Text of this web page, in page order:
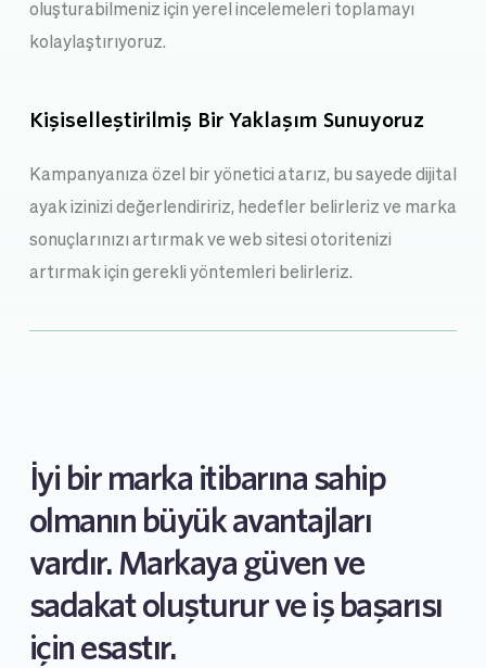
oluşturabilmeniz için yerel incelemeleri toplamayı
kolaylaştırıyoruz.
Kişiselleştirilmiş Bir Yaklaşım Sunuyoruz
Kampanyanıza özel bir yönetici atarız, bu sayede dijital
ayak izinizi değerlendiririz, hedefler belirleriz ve marka
sonuçlarınızı artırmak ve web sitesi otoritenizi
artırmak için gerekli yöntemleri belirleriz.
İyi bir marka itibarına sahip
olmanın büyük avantajları
vardır. Markaya güven ve
sadakat oluşturur ve iş başarısı
için esastır.